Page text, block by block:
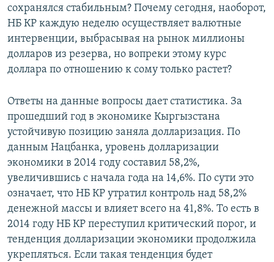
сохранялся стабильным? Почему сегодня, наоборот,
НБ КР каждую неделю осуществляет валютные
интервенции, выбрасывая на рынок миллионы
долларов из резерва, но вопреки этому курс
доллара по отношению к сому только растет?
Ответы на данные вопросы дает статистика. За
прошедший год в экономике Кыргызстана
устойчивую позицию заняла долларизация. По
данным Нацбанка, уровень долларизации
экономики в 2014 году составил 58,2%,
увеличившись с начала года на 14,6%. По сути это
означает, что НБ КР утратил контроль над 58,2%
денежной массы и влияет всего на 41,8%. То есть в
2014 году НБ КР переступил критический порог, и
тенденция долларизации экономики продолжила
укрепляться. Если такая тенденция будет